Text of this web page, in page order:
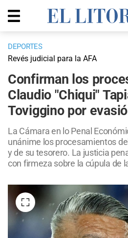
DEPORTES
Revés judicial para la AFA
Confirman los
Claudio "Chiqui"
Toviggino por
La Cámara en lo Penal
unánime los procesamientos
y de su tesorero. La justicia
con firmeza sobre la cúpula de